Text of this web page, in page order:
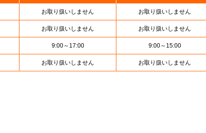
お取り扱いしません お取り扱いしません
お取り扱いしません お取り扱いしません
9:00～17:00 9:00～15:00
お取り扱いしません お取り扱いしません